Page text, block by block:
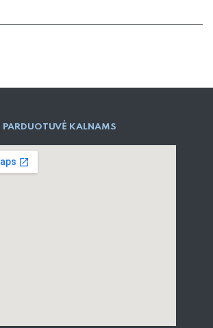
PARD​UOTUVĖ​ KALNAMS